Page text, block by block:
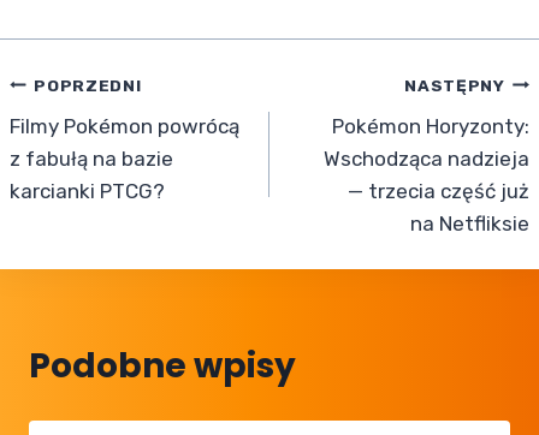
Nawigacja
wpisu
POPRZEDNI
Filmy Pokémon powrócą
z fabułą na bazie
karcianki PTCG?
NASTĘPNY
Pokémon Horyzonty:
Wschodząca nadzieja
— trzecia część już
na Netfliksie
Podobne wpisy